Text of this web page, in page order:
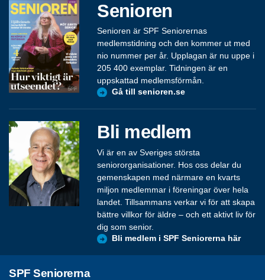
Senioren
Senioren är SPF Seniorernas
medlemstidning och den kommer ut med
nio nummer per år. Upplagan är nu uppe i
205 400 exemplar. Tidningen är en
uppskattad medlemsförmån.
Gå till senioren.se
Bli medlem
Vi är en av Sveriges största
seniororganisationer. Hos oss delar du
gemenskapen med närmare en kvarts
miljon medlemmar i föreningar över hela
landet. Tillsammans verkar vi för att skapa
bättre villkor för äldre – och ett aktivt liv för
dig som senior.
Bli medlem i SPF Seniorerna här
SPF Seniorerna